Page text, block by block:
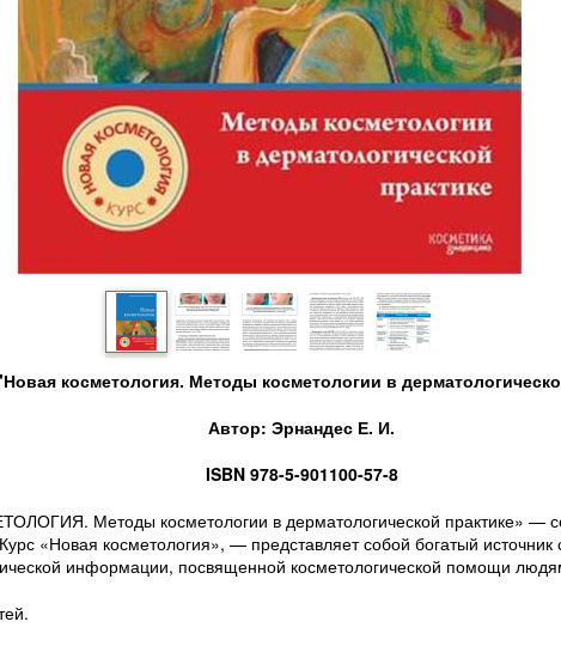
косметология. Методы косметологии в
Автор: Эрнандес Е. И.
ISBN 978-5-901100-57-8
Методы косметологии в дерматологической практике» —
«Новая косметология», — представляет собой богатый источник
информации, посвященной косметологической помощи